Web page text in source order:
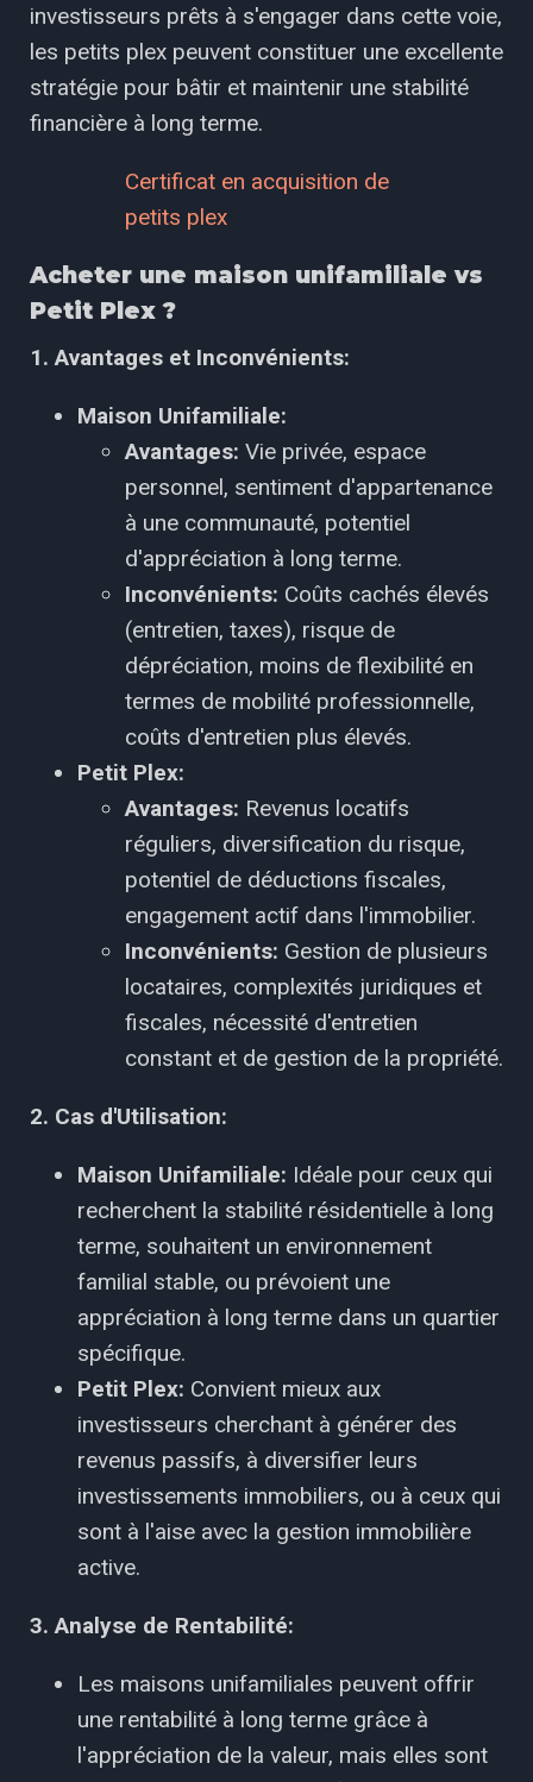
investisseurs prêts à s'engager dans cette voie,
les petits plex peuvent constituer une excellente
stratégie pour bâtir et maintenir une stabilité
financière à long terme.
Certificat en acquisition de
petits plex
Acheter une maison unifamiliale vs
Petit Plex ?
1. Avantages et Inconvénients:
Maison Unifamiliale:
Avantages: Vie privée, espace
personnel, sentiment d'appartenance
à une communauté, potentiel
d'appréciation à long terme.
Inconvénients: Coûts cachés élevés
(entretien, taxes), risque de
dépréciation, moins de flexibilité en
termes de mobilité professionnelle,
coûts d'entretien plus élevés.
Petit Plex:
Avantages: Revenus locatifs
réguliers, diversification du risque,
potentiel de déductions fiscales,
engagement actif dans l'immobilier.
Inconvénients: Gestion de plusieurs
locataires, complexités juridiques et
fiscales, nécessité d'entretien
constant et de gestion de la propriété.
2. Cas d'Utilisation:
Maison Unifamiliale: Idéale pour ceux qui
recherchent la stabilité résidentielle à long
terme, souhaitent un environnement
familial stable, ou prévoient une
appréciation à long terme dans un quartier
spécifique.
Petit Plex: Convient mieux aux
investisseurs cherchant à générer des
revenus passifs, à diversifier leurs
investissements immobiliers, ou à ceux qui
sont à l'aise avec la gestion immobilière
active.
3. Analyse de Rentabilité:
Les maisons unifamiliales peuvent offrir
une rentabilité à long terme grâce à
l'appréciation de la valeur, mais elles sont